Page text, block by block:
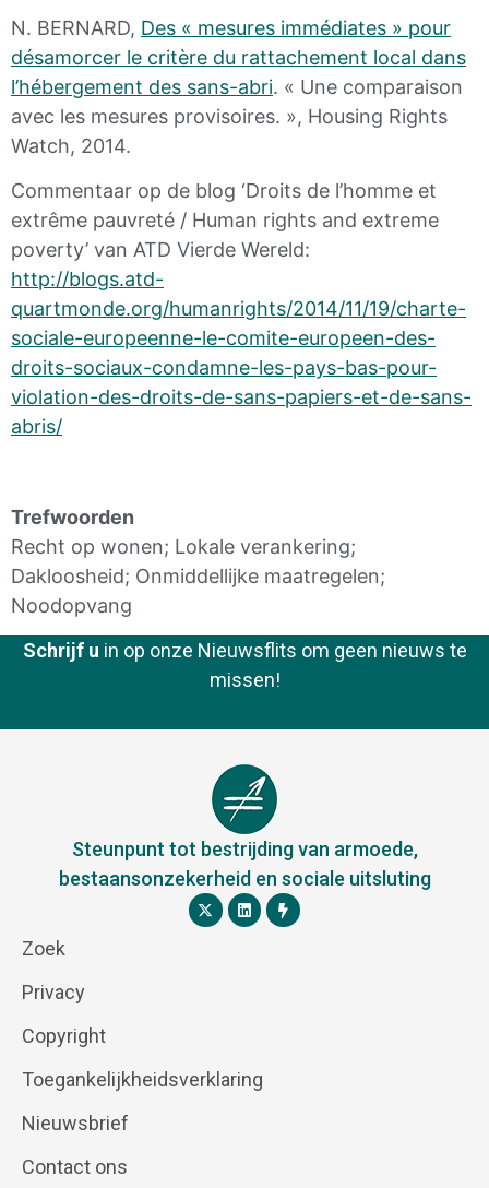
N. BERNARD, Des « mesures immédiates » pour
désamorcer le critère du rattachement local dans
l’hébergement des sans-abri. « Une comparaison
avec les mesures provisoires. », Housing Rights
Watch, 2014.
Commentaar op de blog ‘Droits de l’homme et
extrême pauvreté / Human rights and extreme
poverty’ van ATD Vierde Wereld:
http://blogs.atd-
quartmonde.org/humanrights/2014/11/19/charte-
sociale-europeenne-le-comite-europeen-des-
droits-sociaux-condamne-les-pays-bas-pour-
violation-des-droits-de-sans-papiers-et-de-sans-
abris/
Trefwoorden
Recht op wonen; Lokale verankering;
Dakloosheid; Onmiddellijke maatregelen;
Noodopvang
Schrijf u in op onze Nieuwsflits om geen nieuws te
missen!
Steunpunt tot bestrijding van armoede,
bestaansonzekerheid en sociale uitsluting
Zoek
Privacy
Copyright
Toegankelijkheidsverklaring
Nieuwsbrief
Contact ons